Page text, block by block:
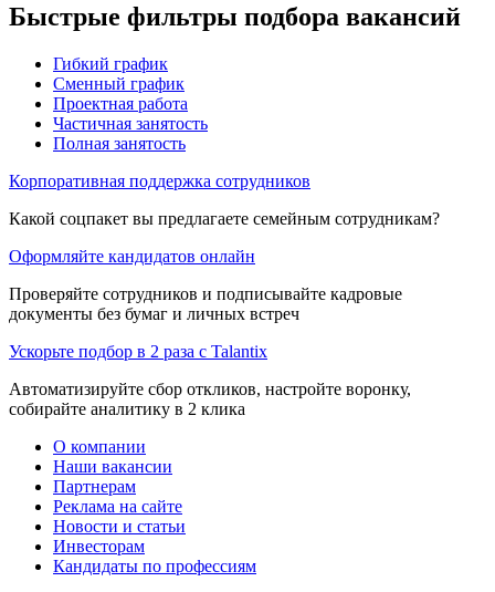
Быстрые фильтры подбора вакансий
Гибкий график
Сменный график
Проектная работа
Частичная занятость
Полная занятость
Корпоративная поддержка сотрудников
Какой соцпакет вы предлагаете семейным сотрудникам?
Оформляйте кандидатов онлайн
Проверяйте сотрудников и подписывайте кадровые
документы без бумаг и личных встреч
Ускорьте подбор в 2 раза с Talantix
Автоматизируйте сбор откликов, настройте воронку,
собирайте аналитику в 2 клика
О компании
Наши вакансии
Партнерам
Реклама на сайте
Новости и статьи
Инвесторам
Кандидаты по профессиям